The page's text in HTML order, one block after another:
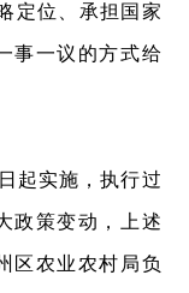
定位、承担国家
事一议的方式给
起实施，执行过
政策变动，上述
区农业农村局负